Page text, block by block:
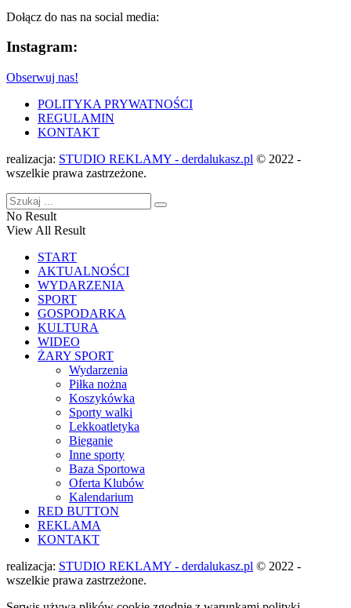
Dołącz do nas na social media:
Instagram:
Obserwuj nas!
POLITYKA PRYWATNOŚCI
REGULAMIN
KONTAKT
realizacja: STUDIO REKLAMY - derdalukasz.pl © 2022 -
wszelkie prawa zastrzeżone.
No Result
View All Result
START
AKTUALNOŚCI
WYDARZENIA
SPORT
GOSPODARKA
KULTURA
WIDEO
ŻARY SPORT
Wydarzenia
Piłka nożna
Koszykówka
Sporty walki
Lekkoatletyka
Bieganie
Inne sporty
Baza Sportowa
Oferta Klubów
Kalendarium
RED BUTTON
REKLAMA
KONTAKT
realizacja: STUDIO REKLAMY - derdalukasz.pl © 2022 -
wszelkie prawa zastrzeżone.